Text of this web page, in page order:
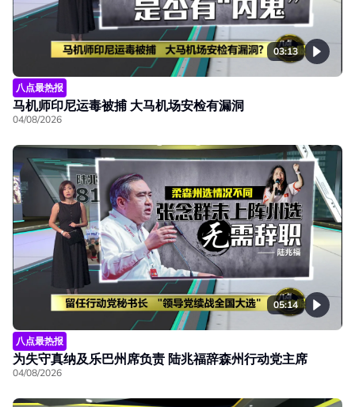
03:13
八点最热报
马机师印尼运毒被捕 大马机场安检有漏洞
04/08/2026
05:14
八点最热报
为失守真纳及乐巴州席负责 陆兆福辞森州行动党主席
04/08/2026